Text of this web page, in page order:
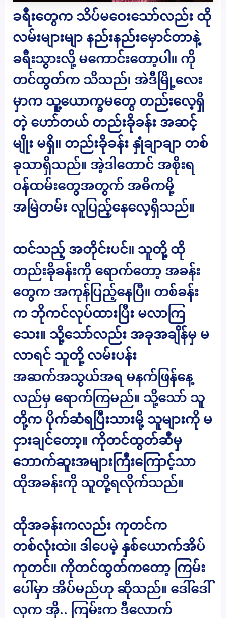
ခရီးတွေက သိပ်မဝေးသော်လည်း ထို
လမ်းများမျာ နည်းနည်းမှောင်တာနဲ့
ခရီးသွားလို့ မကောင်းတော့ပါ။ ကို
တင်ထွတ်က သိသည်၊ အဲဒီမြို့လေး
မှာက သူ့ယောက္ခမတွေ တည်းလေ့ရှိ
တဲ့ ဟော်တယ် တည်းခိုခန်း အဆင့်
မျိုး မရှိ။ တည်းခိုခန်း နှုံချာချာ တစ်
ခုသာရှိသည်။ အဲ့ဒါတောင် အစိုးရ
ဝန်ထမ်းတွေအတွက် အဓိကမို့
အမြဲတမ်း လူပြည့်နေလေ့ရှိသည်။
ထင်သည့် အတိုင်းပင်။ သူတို့ ထို
တည်းခိုခန်းကို ရောက်တော့ အခန်း
တွေက အကုန်ပြည့်နေပြီ။ တစ်ခန်း
က ဘိုကင်လုပ်ထားပြီး မလာကြ
သေး။ သို့သော်လည်း အခုအချိန်မှ မ
လာရင် သူတို့ လမ်းပန်း
အဆက်အသွယ်အရ မနက်ဖြန်နေ့
လည်မှ ရောက်ကြမည်။ သို့သော် သူ
တို့က ပိုက်ဆံရပြီးသားမို့ သူများကို မ
ငှားချင်တော့။ ကိုတင်ထွတ်ဆီမှ
ဘောက်ဆူးအများကြီးကြောင့်သာ
ထိုအခန်းကို သူတို့ရလိုက်သည်။
ထိုအခန်းကလည်း ကုတင်က
တစ်လုံးထဲ။ ဒါပေမဲ့ နှစ်ယောက်အိပ်
ကုတင်။ ကိုတင်ထွတ်ကတော့ ကြမ်း
ပေါ်မှာ အိပ်မည်ဟု ဆိုသည်။ ဒေါ်ဒေါ်
လှက အို.. ကြမ်းက ဒီလောက်